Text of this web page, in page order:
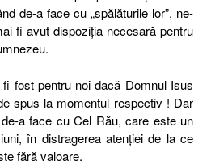
de-a face cu „spălăturile lor”, ne-
fi avut dispoziția necesară pentru
fost pentru noi dacă Domnul Isus
spus la momentul respectiv ! Dar
a face cu Cel Rău, care este un
în distragerea atenției de la ce
fără valoare.